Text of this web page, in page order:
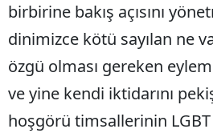
birbirine bakış açısını
dinimizce kötü sayılan ne
özgü olması gereken
ve yine kendi iktidarını
hoşgörü timsallerinin